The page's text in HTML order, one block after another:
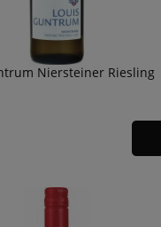
Niersteiner Riesling